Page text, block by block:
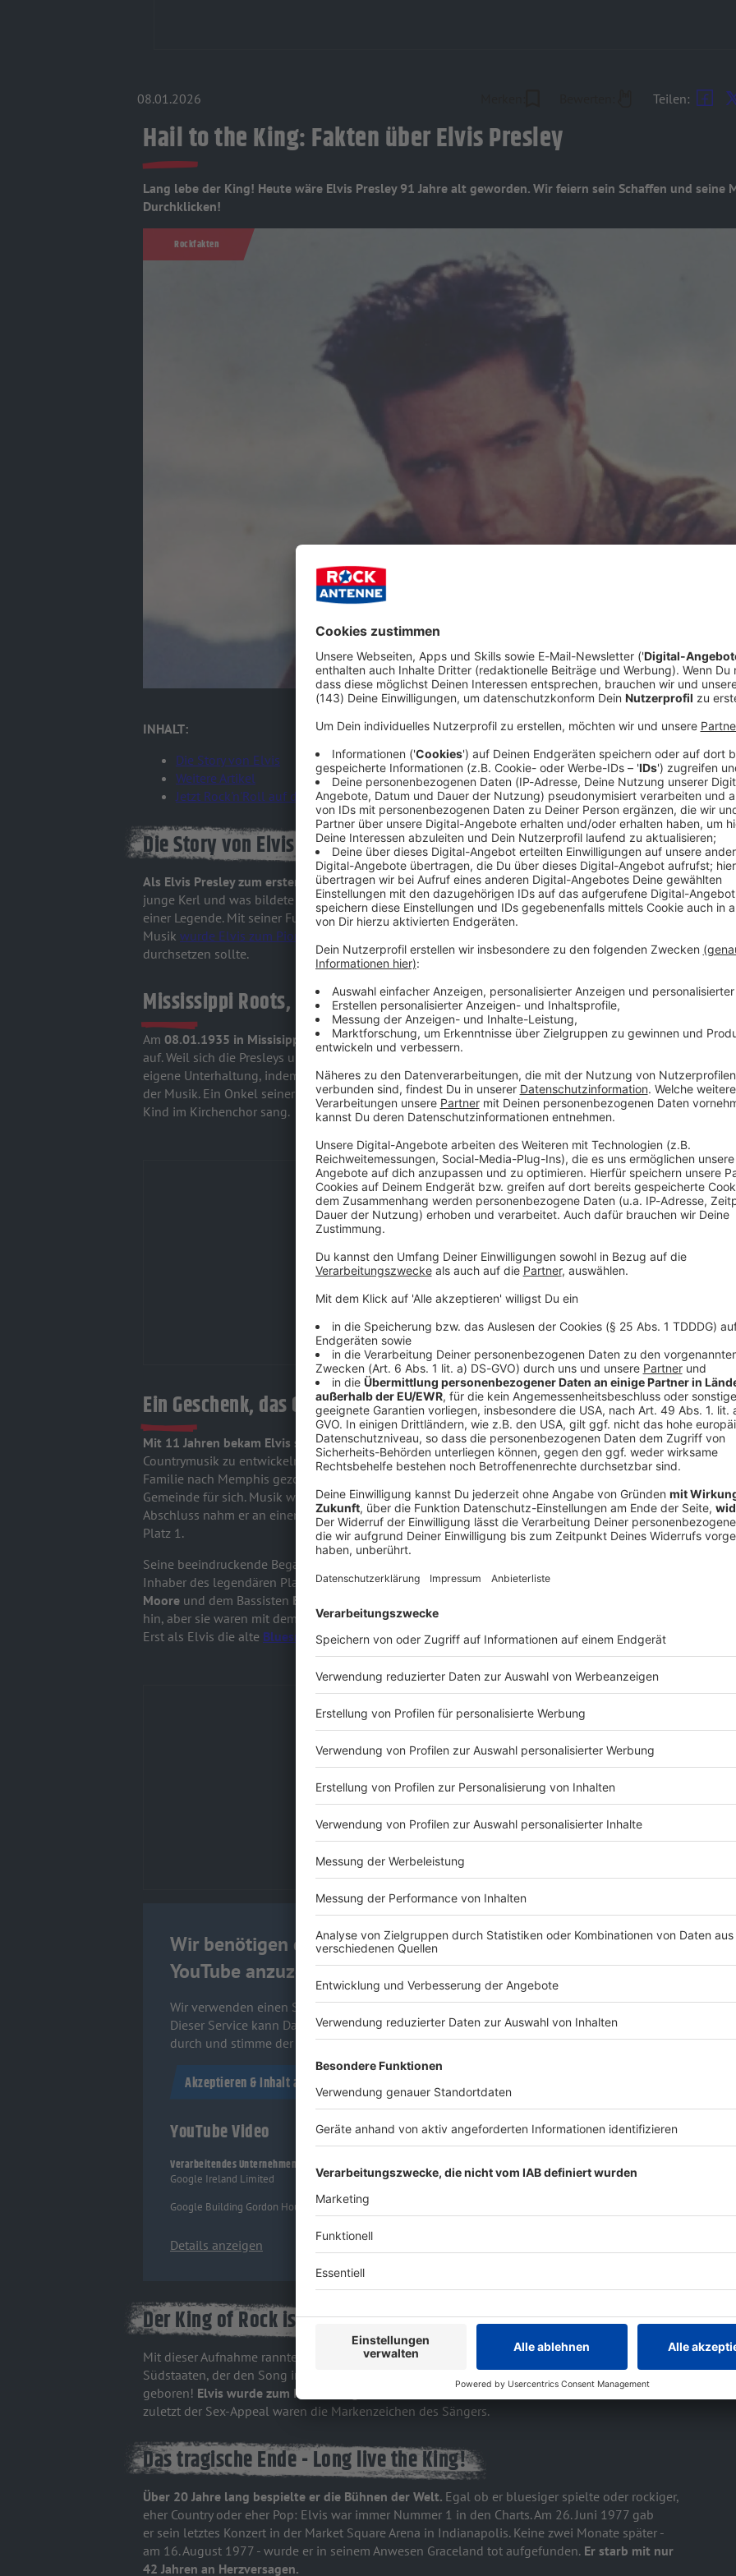
08.01.2026 Teilen:
Hail to the King: Fakten über Elvis Presley
Lang lebe der King! Heute wäre Elvis Presley 91 Jahre alt geworden. Wir feiern sein Schaffen und seine
Durchklicken!
Rockfakten
INHALT:
Die Story von Elvis
Weitere Artikel
Jetzt Rock'n'Roll auf die Ohren
Die Story von Elvis Presley:
Als Elvis Presley zum ersten Mal im nationalen TV auftrat, war es ein Skandal.Wer war dieser
junge Kerl und was bildete er sich ein,lasziv mit den Hüften zu wackeln? Es war der Beginn
einer Legende. Mit seiner Fusion des "schwarzen" Rhythm & Blues und der "weißen" Country-
Musik wurde Elvis zum Pionier des Rockabilly
durchsetzen sollte.
Mississippi Roots, Memphis Groove:
Am 08.01.1935 in Missisippi geboren, wuchs Elvis Aaron Presley in bescheidenen Verhältnissen
auf. Weil sich die Presleys und ihre Nachbarn kein Radio
eigene Unterhaltung, indem sie viele Gospel-Lieder sangen. Es war Elvis' erste Berührung mit
der Musik. Ein Onkel seiner Mutter war Prediger in der Assembly of God Church, wo er schon als
Kind im Kirchenchor sang.
Ein Geschenk, das Geschichte schrieb:
Mit 11 Jahren bekam Elvis seine erste Gitarre geschenkt.Er fing an, seine Leidenschaft für
Countrymusik zu entwickeln: Sein großes Idol hießCarvel Lee Ausborn. Nachdem er mit der
Familie nach Memphis gezogen war, entdeckte er den Gospel der afro-amerikanischen
Gemeinde für sich. Musik wurde zu seinem Lebensmittelpunkt. Kurz vor seinem High School-
Abschluss nahm er an einem Talentwettbewerb teil und belegte mit seiner Gesangsdarbietung
Platz 1.
Seine beeindruckende Begabung fiel schließlich auch einem gewissen
Inhaber des legendären Plattenlabels Sun Records. Er brachte Elvis mit dem Gitarristen
Moore und dem Bassisten Bill Black
hin, aber sie waren mit dem Ergebnis nicht ganz zufrieden. Es entwickelte sich kein eigener Stil.
Erst als Elvis die alte Bluesnummer"That's All Right (Mama)" anstimmte, war das Eis gebrochen.
Wir benötigen deine Zustimmung, um Inhalte von
YouTube anzuzeigen.
Wir verwenden einen Service eines Drittanbieters, um externe Inhalte einzubetten.
Dieser Service kann Daten zu deinen Aktivitäten sammeln. Bitte lese dir die Details
durch und stimme der Nutzung des Service zu, um diese Inhalte anzuzeigen.
Akzeptieren & Inhalt anzeigen
YouTube Video
Verarbeitendes Unternehmen
Google Ireland Limited
Google Building Gordon House, 4 Barrow St, Dublin, D04 E5W5, Ireland
Details anzeigen
Der King of Rock ist geboren!
Mit dieser Aufnahme rannte Sam Phillips zu einem der angesagtesten Discjockeys der
Südstaaten, der den Song in seiner Sendung rauf und runter spielte. Der King ofRock'n'Rollwar
geboren! Elvis wurde zum Idol einer ganzen Generation.
Das Coole, das Rebellische und nicht
zuletzt der Sex-Appeal waren die Markenzeichen des Sängers.
Das tragische Ende - Long live the King!
Über 20 Jahre lang bespielte er die Bühnen der Welt. Egal ob er bluesiger spielte oder rockiger,
eher Country oder eher Pop: Elvis war immer Nummer 1 in den Charts. Am 26. Juni 1977 gab
er sein letztes Konzert in der Market Square Arena in Indianapolis. Keine zwei Monate später -
am 16. August 1977 - wurde er in seinem Anwesen Graceland tot aufgefunden. Er starb mit nur
42 Jahren an Herzversagen.
Ø